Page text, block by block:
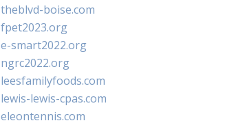
theblvd-boise.com
fpet2023.org
e-smart2022.org
ngrc2022.org
leesfamilyfoods.com
lewis-lewis-cpas.com
eleontennis.com